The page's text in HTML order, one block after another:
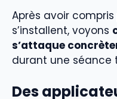
Après avoir
s’installent, voyons
s’attaque
durant une séance
Des